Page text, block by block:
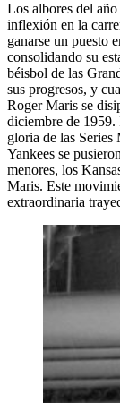
Los albores del
inflexión en la
ganarse un puesto
consolidando su
béisbol de las
sus progresos, y
Roger Maris se
diciembre de 1959.
gloria de las Series
Yankees se
menores, los
Maris. Este
extraordinaria